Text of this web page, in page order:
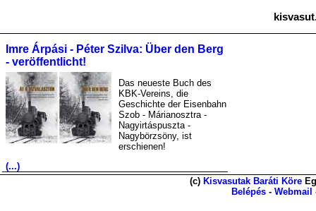
Imre Árpási - Péter Szilva: Über den Berg
- veröffentlicht!
Das neueste Buch des
KBK-Vereins, die
Geschichte der Eisenbahn
Szob - Márianosztra -
Nagyirtáspuszta -
Nagybörzsöny, ist
erschienen!
(...)
(c) Kisvasutak Baráti Köre
Belépés - Webmail